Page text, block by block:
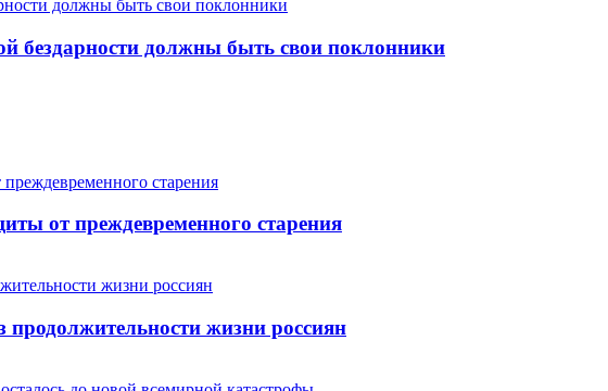
бездарности должны быть свои поклонники
от преждевременного старения
жизни россиян